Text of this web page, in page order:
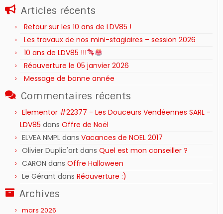
Articles récents
Retour sur les 10 ans de LDV85 !
Les travaux de nos mini-stagiaires – session 2026 ‍‍‍‍‍
10 ans de LDV85 !!!
Réouverture le 05 janvier 2026
Message de bonne année
Commentaires récents
Elementor #22377 - Les Douceurs Vendéennes SARL -
LDV85 dans Offre de Noël
ELVEA NMPL dans Vacances de NOEL 2017
Olivier Duplic'art dans Quel est mon conseiller ?
CARON dans Offre Halloween
Le Gérant dans Réouverture :)
Archives
mars 2026